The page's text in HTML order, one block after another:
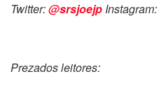
Twitter:@srsjoejp Instagram:
Prezados leitores: